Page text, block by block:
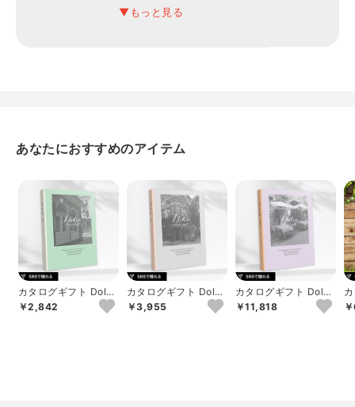
あなたにおすすめのアイテム
カタログギフト Dolce
ロッソ
￥2,842
カタログギフト Dolce
ヴィオラ
￥3,955
カタログギフト Dolce
アルジェント
￥11,818